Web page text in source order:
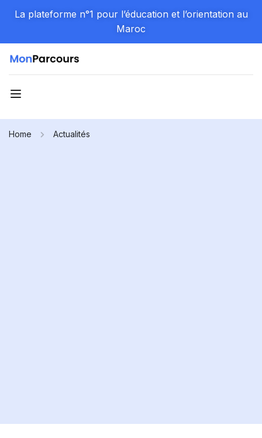
La plateforme n°1 pour l’éducation et l’orientation au
Maroc
Home Actualités